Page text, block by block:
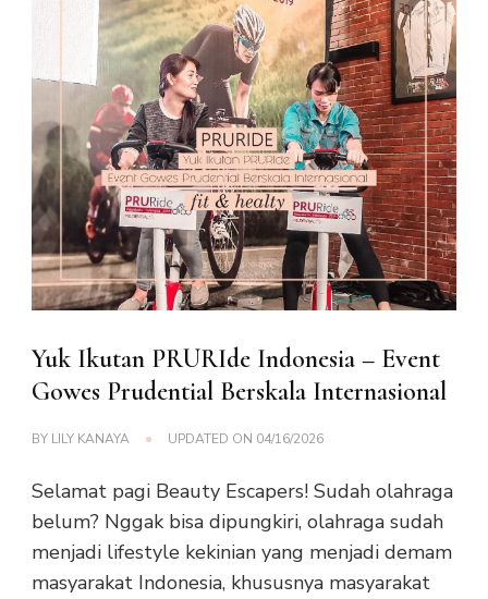
Yuk Ikutan PRURIde Indonesia – Event
Gowes Prudential Berskala Internasional
BY LILY KANAYA UPDATED ON 04/16/2026
Selamat pagi Beauty Escapers! Sudah olahraga
belum? Nggak bisa dipungkiri, olahraga sudah
menjadi lifestyle kekinian yang menjadi demam
masyarakat Indonesia, khususnya masyarakat